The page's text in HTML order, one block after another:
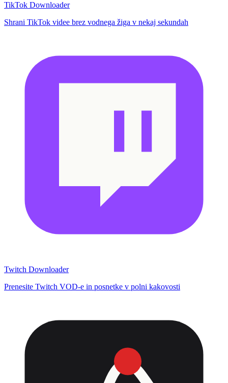
TikTok Downloader
Shrani TikTok videe brez vodnega žiga v nekaj sekundah
Twitch Downloader
Prenesite Twitch VOD-e in posnetke v polni kakovosti